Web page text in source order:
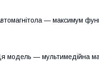
— максимум
модель — мультимедійна